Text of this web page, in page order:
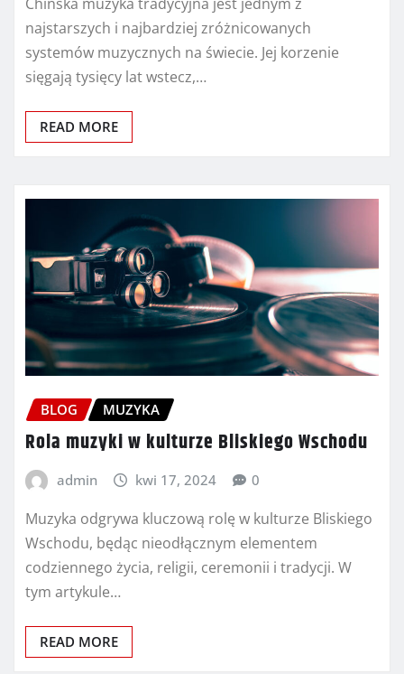
najstarszych i najbardziej zróżnicowanych
systemów muzycznych na świecie. Jej korzenie
sięgają tysięcy lat wstecz,…
READ MORE
BLOG MUZYKA
Rola muzyki w kulturze Bliskiego Wschodu
admin kwi 17, 2024 0
Muzyka odgrywa kluczową rolę w kulturze Bliskiego
Wschodu, będąc nieodłącznym elementem
codziennego życia, religii, ceremonii i tradycji. W
tym artykule…
READ MORE